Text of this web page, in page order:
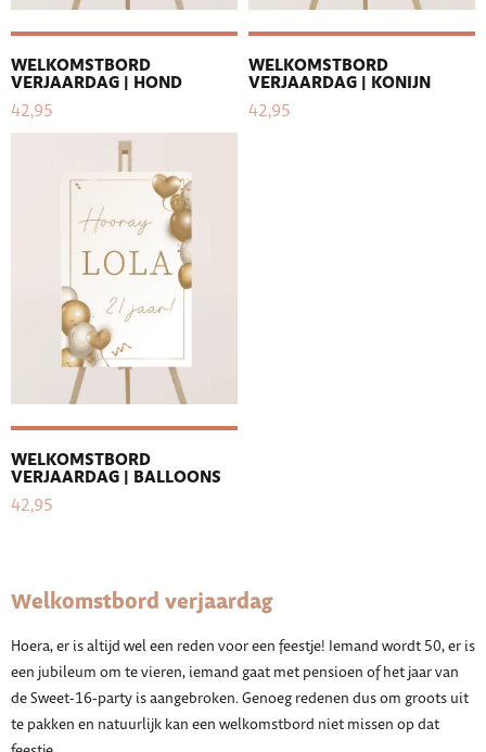
WELKOMSTBORD
VERJAARDAG | HOND
42,95
WELKOMSTBORD
VERJAARDAG | KONIJN
42,95
WELKOMSTBORD
VERJAARDAG | BALLOONS
42,95
Welkomstbord verjaardag
Hoera, er is altijd wel een reden voor een feestje! Iemand wordt 50, er is
een jubileum om te vieren, iemand gaat met pensioen of het jaar van
de Sweet-16-party is aangebroken. Genoeg redenen dus om groots uit
te pakken en natuurlijk kan een welkomstbord niet missen op dat